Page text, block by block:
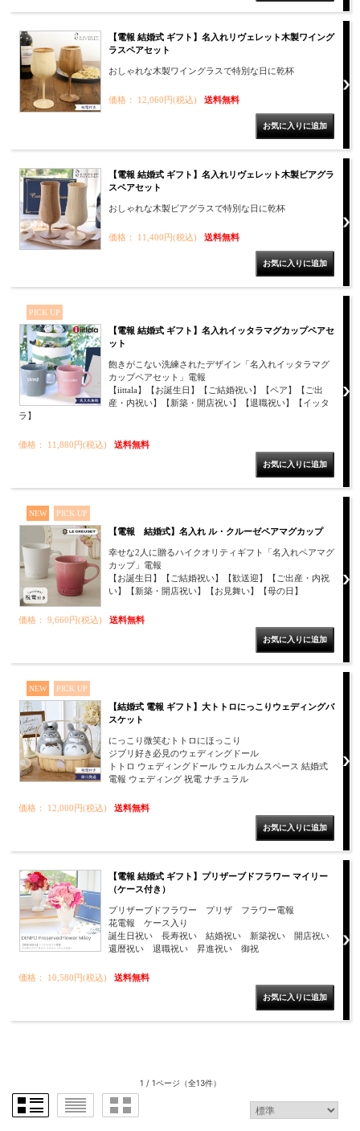
【電報 結婚式 ギフト】名入れリヴェレット木製ワイング
ラスペアセット
おしゃれな木製ワイングラスで特別な日に乾杯
価格： 12,060円(税込) 送料無料
【電報 結婚式 ギフト】名入れリヴェレット木製ビアグラ
スペアセット
おしゃれな木製ビアグラスで特別な日に乾杯
価格： 11,400円(税込) 送料無料
PICK UP
【電報 結婚式 ギフト】名入れイッタラマグカップペアセ
ット
飽きがこない洗練されたデザイン「名入れイッタラマグ
カップペアセット」電報
【iittala】【お誕生日】【ご結婚祝い】【ペア】【ご出
産・内祝い】【新築・開店祝い】【退職祝い】【イッタ
ラ】
価格： 11,880円(税込) 送料無料
NEW PICK UP
【電報 結婚式】名入れ ル・クルーゼペアマグカップ
幸せな2人に贈るハイクオリティギフト「名入れペアマグ
カップ」電報
【お誕生日】【ご結婚祝い】【歓送迎】【ご出産・内祝
い】【新築・開店祝い】【お見舞い】【母の日】
価格： 9,660円(税込) 送料無料
NEW PICK UP
【結婚式 電報 ギフト】大トトロにっこりウェディングバ
スケット
にっこり微笑むトトロにほっこり
ジブリ好き必見のウェディングドール
トトロ ウェディングドール ウェルカムスペース 結婚式
電報 ウェディング 祝電 ナチュラル
価格： 12,000円(税込) 送料無料
【電報 結婚式 ギフト】プリザーブドフラワー マイリー
（ケース付き）
プリザーブドフラワー プリザ フラワー電報
花電報 ケース入り
誕生日祝い 長寿祝い 結婚祝い 新築祝い 開店祝い
還暦祝い 退職祝い 昇進祝い 御祝
価格： 10,580円(税込) 送料無料
1 / 1ページ （全13件）